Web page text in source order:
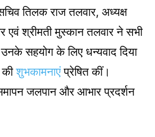
तिलक राज तलवार, अध्यक्ष
एवं श्रीमती मुस्कान तलवार ने सभी
सहयोग के लिए धन्यवाद दिया
कीशुभकामनाएंप्रेषित कीं।
जलपान और आभार प्रदर्शन